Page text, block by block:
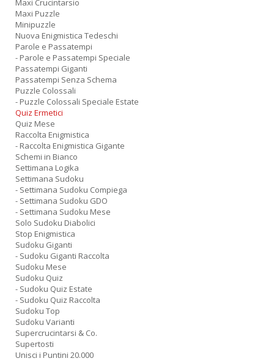
Maxi Crucintarsio
Maxi Puzzle
Minipuzzle
Nuova Enigmistica Tedeschi
Parole e Passatempi
- Parole e Passatempi Speciale
Passatempi Giganti
Passatempi Senza Schema
Puzzle Colossali
- Puzzle Colossali Speciale Estate
Quiz Ermetici
Quiz Mese
Raccolta Enigmistica
- Raccolta Enigmistica Gigante
Schemi in Bianco
Settimana Logika
Settimana Sudoku
- Settimana Sudoku Compiega
- Settimana Sudoku GDO
- Settimana Sudoku Mese
Solo Sudoku Diabolici
Stop Enigmistica
Sudoku Giganti
- Sudoku Giganti Raccolta
Sudoku Mese
Sudoku Quiz
- Sudoku Quiz Estate
- Sudoku Quiz Raccolta
Sudoku Top
Sudoku Varianti
Supercrucintarsi & Co.
Supertosti
Unisci i Puntini 20.000